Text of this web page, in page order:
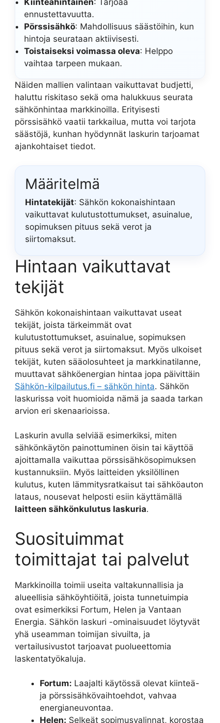
Kiinteähintainen: Tarjoaa
ennustettavuutta.
Pörssisähkö: Mahdollisuus säästöihin, kun
hintoja seurataan aktiivisesti.
Toistaiseksi voimassa oleva: Helppo
vaihtaa tarpeen mukaan.
Näiden mallien valintaan vaikuttavat budjetti,
haluttu riskitaso sekä oma halukkuus seurata
sähkönhintaa markkinoilla. Erityisesti
pörssisähkö vaatii tarkkailua, mutta voi tarjota
säästöjä, kunhan hyödynnät laskurin tarjoamat
ajankohtaiset tiedot.
Määritelmä
Hintatekijät: Sähkön kokonaishintaan
vaikuttavat kulutustottumukset, asuinalue,
sopimuksen pituus sekä verot ja
siirtomaksut.
Hintaan vaikuttavat
tekijät
Sähkön kokonaishintaan vaikuttavat useat
tekijät, joista tärkeimmät ovat
kulutustottumukset, asuinalue, sopimuksen
pituus sekä verot ja siirtomaksut. Myös ulkoiset
tekijät, kuten sääolosuhteet ja markkinatilanne,
muuttavat sähköenergian hintaa jopa päivittäin
Sähkön-kilpailutus.fi – sähkön hinta. Sähkön
laskurissa voit huomioida nämä ja saada tarkan
arvion eri skenaarioissa.
Laskurin avulla selviää esimerkiksi, miten
sähkönkäytön painottuminen öisin tai käyttöä
ajoittamalla vaikuttaa pörssisähkösopimuksen
kustannuksiin. Myös laitteiden yksilöllinen
kulutus, kuten lämmitysratkaisut tai sähköauton
lataus, nousevat helposti esiin käyttämällä
laitteen sähkönkulutus laskuria.
Suosituimmat
toimittajat tai palvelut
Markkinoilla toimii useita valtakunnallisia ja
alueellisia sähköyhtiöitä, joista tunnetuimpia
ovat esimerkiksi Fortum, Helen ja Vantaan
Energia. Sähkön laskuri -ominaisuudet löytyvät
yhä useamman toimijan sivuilta, ja
vertailusivustot tarjoavat puolueettomia
laskentatyökaluja.
Fortum: Laajalti käytössä olevat kiinteä-
ja pörssisähkövaihtoehdot, vahvaa
energianeuvontaa.
Helen: Selkeät sopimusvalinnat, korostaa